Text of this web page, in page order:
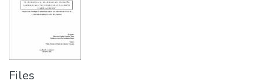
Files